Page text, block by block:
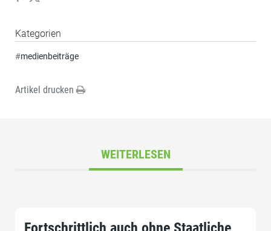
Kategorien
#medienbeiträge
Artikel drucken
WEITERLESEN